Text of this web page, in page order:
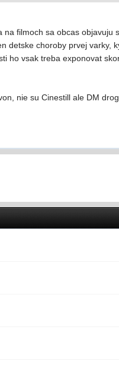
filmoch sa obcas
detske choroby prvej varky,
ho vsak treba exponovat
nie su Cinestill ale DM